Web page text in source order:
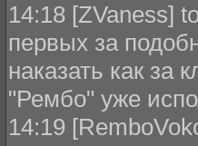
14:18 [ZVaness]
первых за
наказать как за
"Рембо" уже
14:19